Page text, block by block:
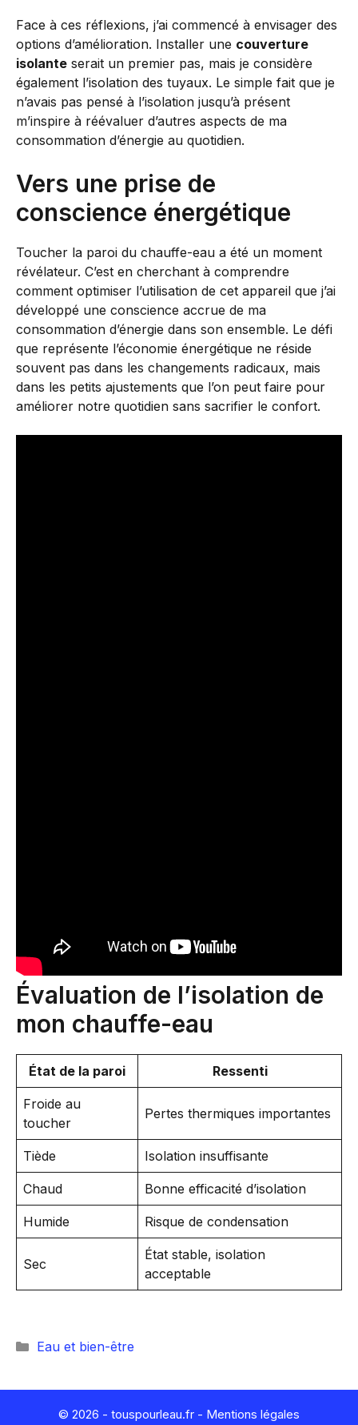
Face à ces réflexions, j’ai commencé à envisager des
options d’amélioration. Installer une couverture
isolante serait un premier pas, mais je considère
également l’isolation des tuyaux. Le simple fait que je
n’avais pas pensé à l’isolation jusqu’à présent
m’inspire à réévaluer d’autres aspects de ma
consommation d’énergie au quotidien.
Vers une prise de
conscience énergétique
Toucher la paroi du chauffe-eau a été un moment
révélateur. C’est en cherchant à comprendre
comment optimiser l’utilisation de cet appareil que j’ai
développé une conscience accrue de ma
consommation d’énergie dans son ensemble. Le défi
que représente l’économie énergétique ne réside
souvent pas dans les changements radicaux, mais
dans les petits ajustements que l’on peut faire pour
améliorer notre quotidien sans sacrifier le confort.
Évaluation de l’isolation de
mon chauffe-eau
État de la paroi Ressenti
Froide au
toucher
Pertes thermiques importantes
Tiède Isolation insuffisante
Chaud Bonne efficacité d’isolation
Humide Risque de condensation
Sec
État stable, isolation
acceptable
Catégories
Eau et bien-être
© 2026 - touspourleau.fr - Mentions légales